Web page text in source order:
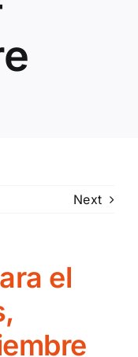
Next
el